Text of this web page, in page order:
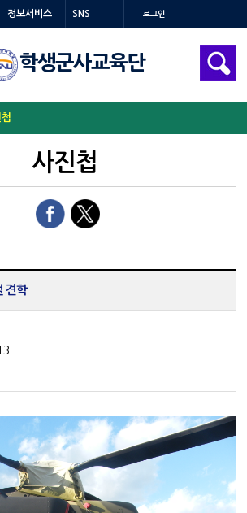
정보서비스 SNS 로그인
학생군사교육단
사진첩
견학